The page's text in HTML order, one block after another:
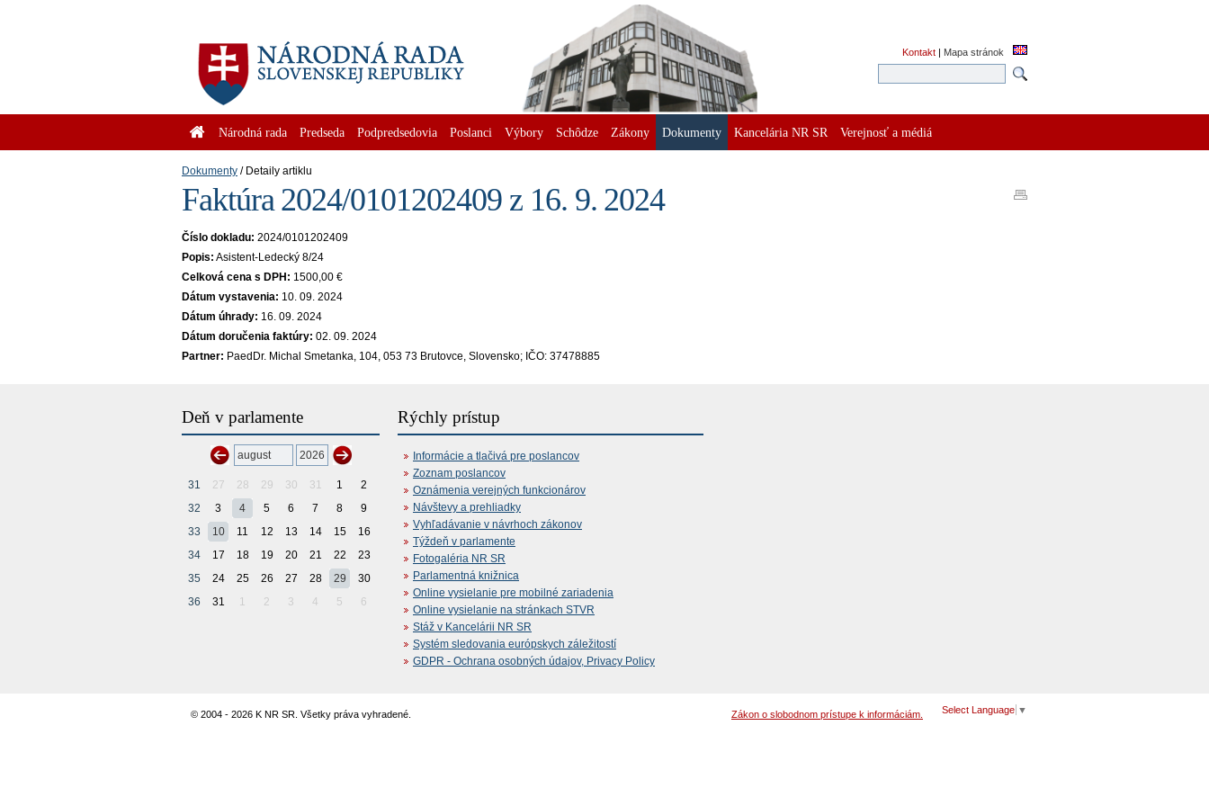
Kontakt | Mapa stránok
Národná rada Predseda Podpredsedovia Poslanci Výbory Schôdze Zákony Dokumenty Kancelária NR SR Verejnosť a médiá
Dokumenty Detaily artiklu
Faktúra 2024/0101202409 z 16. 9. 2024
Číslo dokladu: 2024/0101202409
Popis: Asistent-Ledecký 8/24
Celková cena s DPH: 1500,00 €
Dátum vystavenia: 10. 09. 2024
Dátum úhrady: 16. 09. 2024
Dátum doručenia faktúry: 02. 09. 2024
Partner: PaedDr. Michal Smetanka, 104, 053 73 Brutovce, Slovensko; IČO: 37478885
Deň v parlamente
31 27 28 29 30 31 1
2
32
3 4 5 6 7 8
9
33
10 11 12 13 14 15
16
34
17 18 19 20 21 22
23
35
24 25 26 27 28 29
30
36
31 1 2 3 4 5 6
Rýchly prístup
Informácie a tlačivá pre poslancov
Zoznam poslancov
Oznámenia verejných funkcionárov
Návštevy a prehliadky
Vyhľadávanie v návrhoch zákonov
Týždeň v parlamente
Fotogaléria NR SR
Parlamentná knižnica
Online vysielanie pre mobilné zariadenia
Online vysielanie na stránkach STVR
Stáž v Kancelárii NR SR
Systém sledovania európskych záležitostí
GDPR - Ochrana osobných údajov, Privacy Policy
© 2004 - 2026 K NR SR. Všetky práva vyhradené. Select Language ▼
Zákon o slobodnom prístupe k informáciám.